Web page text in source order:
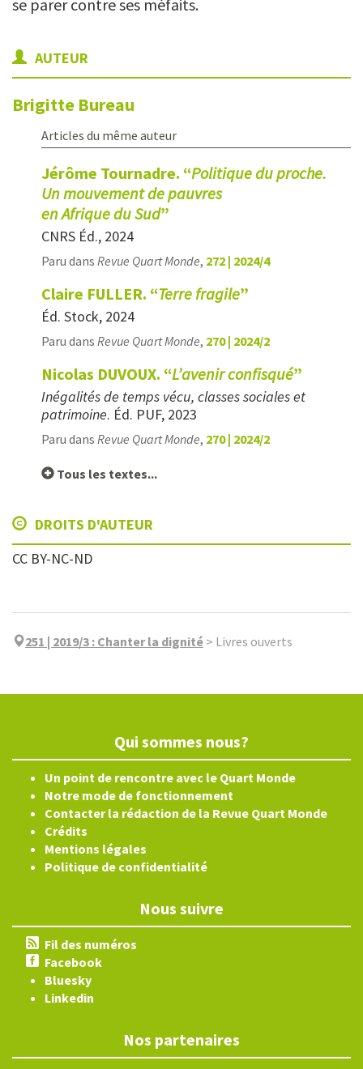
se parer contre ses méfaits.
AUTEUR
Brigitte Bureau
Articles du même auteur
Jérôme Tournadre. “Politique du proche.
Un mouvement de pauvres
en Afrique du Sud”
CNRS Éd., 2024
Paru dans Revue Quart Monde, 272 | 2024/4
Claire FULLER. “Terre fragile”
Éd. Stock, 2024
Paru dans Revue Quart Monde, 270 | 2024/2
Nicolas DUVOUX. “L’avenir confisqué”
Inégalités de temps vécu, classes sociales et
patrimoine. Éd. PUF, 2023
Paru dans Revue Quart Monde, 270 | 2024/2
Tous les textes...
DROITS D'AUTEUR
CC BY-NC-ND
251 | 2019/3 : Chanter la dignité > Livres ouverts
Qui sommes nous?
Un point de rencontre avec le Quart Monde
Notre mode de fonctionnement
Contacter la rédaction de la Revue Quart Monde
Crédits
Mentions légales
Politique de confidentialité
Nous suivre
Fil des numéros
Facebook
Bluesky
Linkedin
Nos partenaires